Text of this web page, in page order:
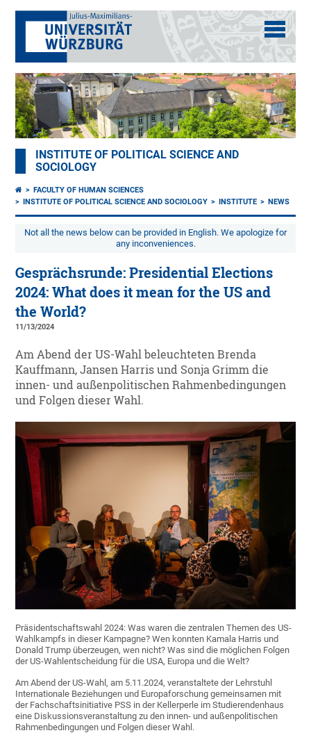
INSTITUTE OF POLITICAL SCIENCE AND
SOCIOLOGY
FACULTY OF HUMAN SCIENCES
INSTITUTE OF POLITICAL SCIENCE AND SOCIOLOGY
INSTITUTE NEWS
Not all the news below can be provided in English. We apologize for
any inconveniences.
Gesprächsrunde: Presidential Elections
2024: What does it mean for the US and
the World?
11/13/2024
Am Abend der US-Wahl beleuchteten Brenda
Kauffmann, Jansen Harris und Sonja Grimm die
innen- und außenpolitischen Rahmenbedingungen
und Folgen dieser Wahl.
Präsidentschaftswahl 2024: Was waren die zentralen Themen des US-
Wahlkampfs in dieser Kampagne? Wen konnten Kamala Harris und
Donald Trump überzeugen, wen nicht? Was sind die möglichen Folgen
der US-Wahlentscheidung für die USA, Europa und die Welt?
Am Abend der US-Wahl, am 5.11.2024, veranstaltete der Lehrstuhl
Internationale Beziehungen und Europaforschung gemeinsamen mit
der Fachschaftsinitiative PSS in der Kellerperle im Studierendenhaus
eine Diskussionsveranstaltung zu den innen- und außenpolitischen
Rahmenbedingungen und Folgen dieser Wahl.